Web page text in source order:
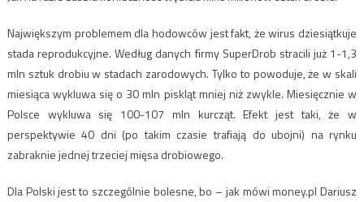
Największym problemem dla hodowców jest fakt, że wirus dziesiątkuje
stada reprodukcyjne. Według danych firmy SuperDrob stracili już 1-1,3
mln sztuk drobiu w stadach zarodowych. Tylko to powoduje, że w skali
miesiąca wykluwa się o 30 mln piskląt mniej niż zwykle. Miesięcznie w
Polsce wykluwa się 100-107 mln kurcząt. Efekt jest taki, że w
perspektywie 40 dni (po takim czasie trafiają do ubojni) na rynku
zabraknie jednej trzeciej mięsa drobiowego.
Dla Polski jest to szczególnie bolesne, bo – jak mówi money.pl Dariusz